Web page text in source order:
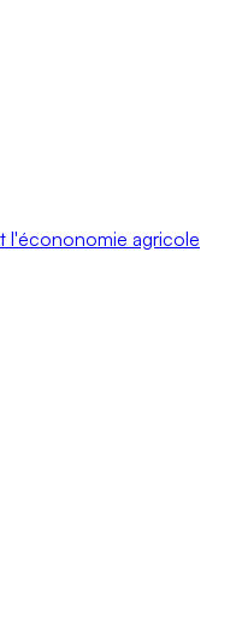
l'écononomie agricole